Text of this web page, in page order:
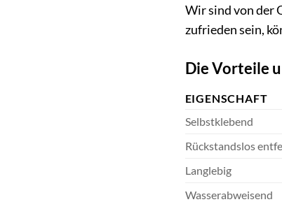
Wir sind von der
zufrieden sein,
Die Vorteile
EIGENSCHAFT
Selbstklebend
Rückstandslos
Langlebig
Wasserabweisend